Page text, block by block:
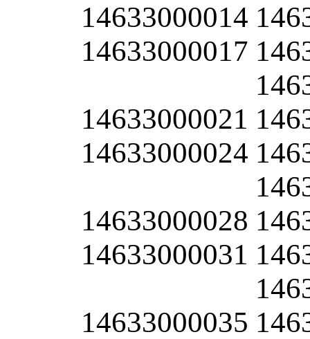
14633000014
14633000017
14633000021
14633000024
14633000028
14633000031
14633000035